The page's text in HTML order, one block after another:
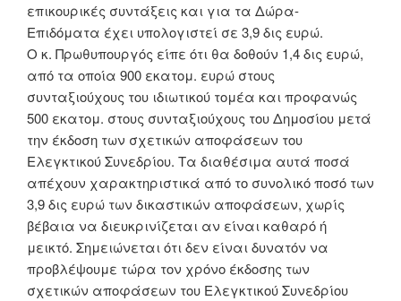
επικουρικές συντάξεις και για τα Δώρα-
Επιδόματα έχει υπολογιστεί σε 3,9 δις ευρώ.
Ο κ. Πρωθυπουργός είπε ότι θα δοθούν 1,4 δις ευρώ,
από τα οποία 900 εκατομ. ευρώ στους
συνταξιούχους του ιδιωτικού τομέα και προφανώς
500 εκατομ. στους συνταξιούχους του Δημοσίου μετά
την έκδοση των σχετικών αποφάσεων του
Ελεγκτικού Συνεδρίου. Τα διαθέσιμα αυτά ποσά
απέχουν χαρακτηριστικά από το συνολικό ποσό των
3,9 δις ευρώ των δικαστικών αποφάσεων, χωρίς
βέβαια να διευκρινίζεται αν είναι καθαρό ή
μεικτό. Σημειώνεται ότι δεν είναι δυνατόν να
προβλέψουμε τώρα τον χρόνο έκδοσης των
σχετικών αποφάσεων του Ελεγκτικού Συνεδρίου